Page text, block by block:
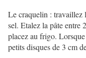
Le craquelin : travaillez
sel. Etalez la pâte entre
placez au frigo.
petits disques de 3 cm